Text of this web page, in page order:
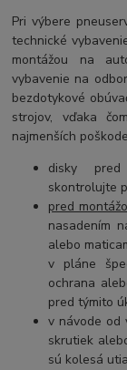
Pri výbere
technické
montážou na
vybavenie na
bezdotykové
strojov, vďaka
najmenších
disky pred
skontrolujte
pred
nasadením
alebo
v pláne
ochrana
pred týmito
v návode od
skrutiek
sú kolesá